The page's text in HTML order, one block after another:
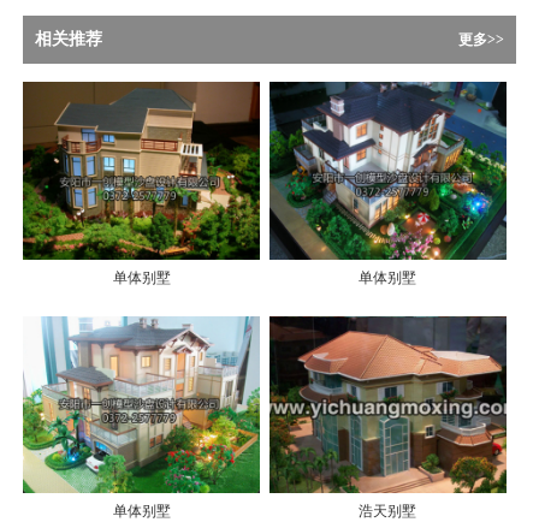
相关推荐 更多>>
单体别墅 单体别墅
单体别墅 浩天别墅